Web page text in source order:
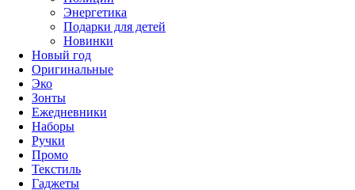
Энергетика
Подарки для детей
Новинки
Новый год
Оригинальные
Эко
Зонты
Ежедневники
Наборы
Ручки
Промо
Текстиль
Гаджеты